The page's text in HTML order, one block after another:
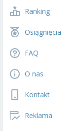
Ranking
Osiągnięcia
FAQ
O nas
Kontakt
Reklama